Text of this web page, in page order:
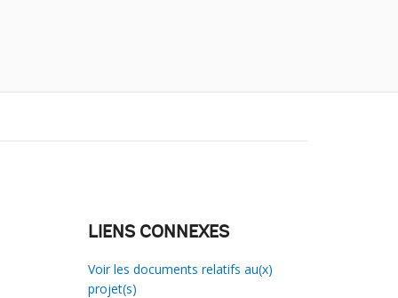
LIENS CONNEXES
Voir les documents relatifs au(x)
projet(s)